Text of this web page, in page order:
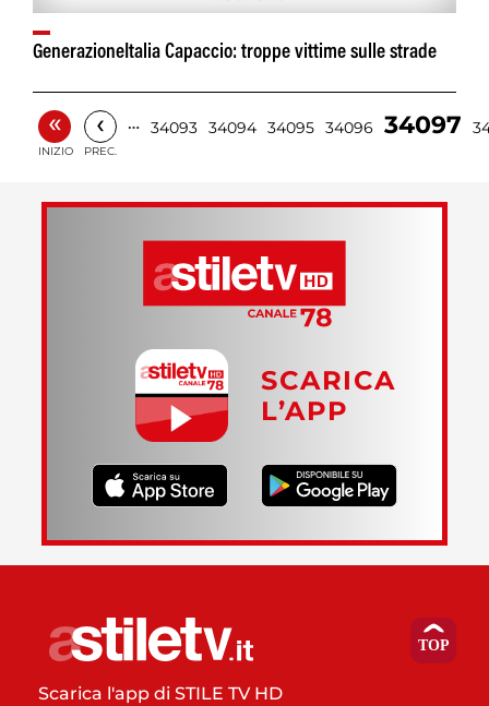
GenerazioneItalia Capaccio: troppe vittime sulle strade
«
INIZIO
‹
PREC.
… 34093 34094 34095 34096 34097
SCARICA
L’APP
Scarica l'app di STILE TV HD